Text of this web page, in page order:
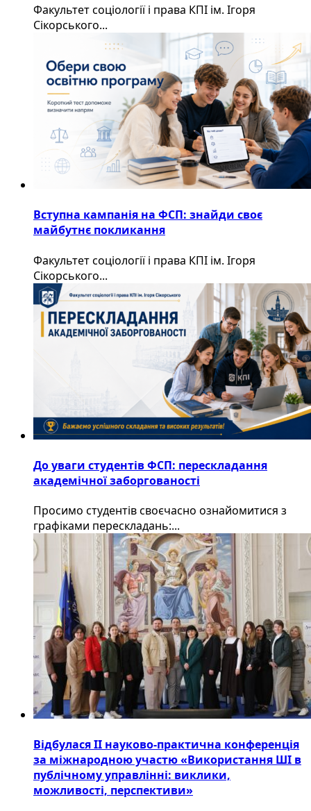
Факультет соціології і права КПІ ім. Ігоря
Сікорського...
Вступна кампанія на ФСП: знайди своє
майбутнє покликання
Факультет соціології і права КПІ ім. Ігоря
Сікорського...
До уваги студентів ФСП: перескладання
академічної заборгованості
Просимо студентів своєчасно ознайомитися з
графіками перескладань:...
Відбулася ІІ науково-практична конференція
за міжнародною участю «Використання ШІ в
публічному управлінні: виклики,
можливості, перспективи»